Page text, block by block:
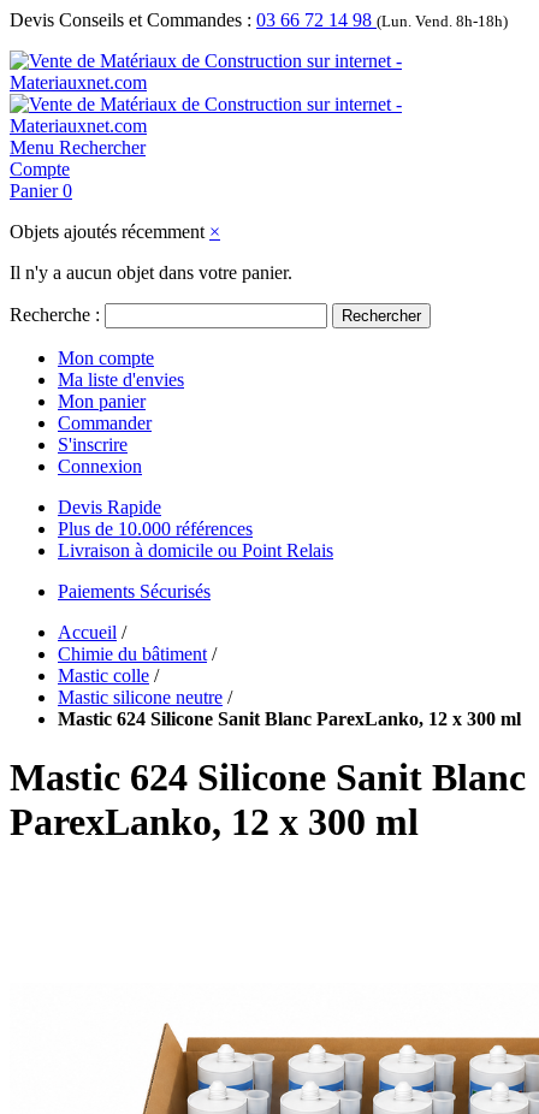
Devis Conseils et Commandes : 03 66 72 14 98 (Lun. Vend. 8h-18h)
Menu Rechercher
Compte
Panier 0
Objets ajoutés récemment ×
Il n'y a aucun objet dans votre panier.
Recherche : Rechercher
Mon compte
Ma liste d'envies
Mon panier
Commander
S'inscrire
Connexion
Devis Rapide
Plus de 10.000 références
Livraison à domicile ou Point Relais
Paiements Sécurisés
Accueil /
Chimie du bâtiment /
Mastic colle /
Mastic silicone neutre /
Mastic 624 Silicone Sanit Blanc ParexLanko, 12 x 300 ml
Mastic 624 Silicone Sanit Blanc
ParexLanko, 12 x 300 ml